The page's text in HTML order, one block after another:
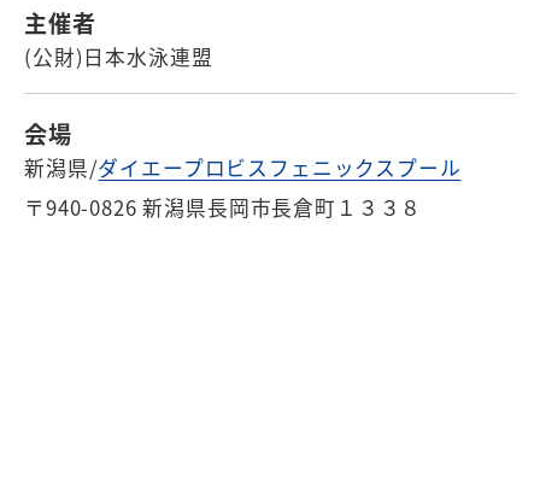
主催者
(公財)日本水泳連盟
会場
新潟県/ダイエープロビスフェニックスプール
〒940-0826 新潟県長岡市長倉町１３３８